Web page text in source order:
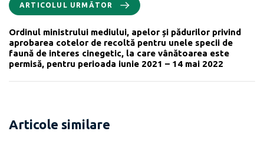
ARTICOLUL URMĂTOR
Ordinul ministrului mediului, apelor și pădurilor privind
aprobarea cotelor de recoltă pentru unele specii de
faună de interes cinegetic, la care vânătoarea este
permisă, pentru perioada iunie 2021 – 14 mai 2022
Articole similare